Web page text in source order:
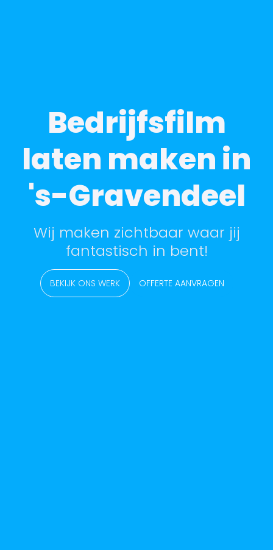
Bedrijfsfilm
laten maken in
's-Gravendeel
Wij maken zichtbaar waar jij
fantastisch in bent!
BEKIJK ONS WERK OFFERTE AANVRAGEN